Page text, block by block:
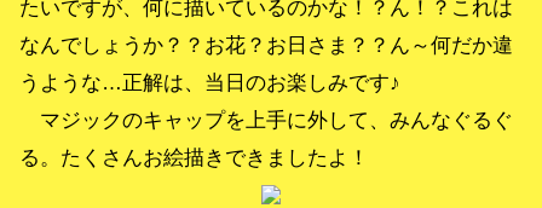
たいですが、何に描いているのかな！？ん！？これは
なんでしょうか？？お花？お日さま？？ん～何だか違
うような…正解は、当日のお楽しみです♪
マジックのキャップを上手に外して、みんなぐるぐ
る。たくさんお絵描きできましたよ！